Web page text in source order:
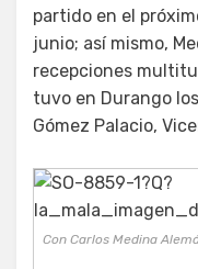
partido en el
junio; así mismo,
recepciones
tuvo en Durango
Gómez Palacio,
Con Carlos Medina